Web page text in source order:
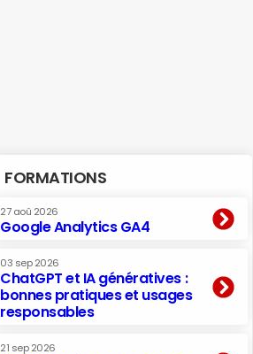
FORMATIONS
27 aoû 2026
Google Analytics GA4
03 sep 2026
ChatGPT et IA génératives :
bonnes pratiques et usages
responsables
21 sep 2026